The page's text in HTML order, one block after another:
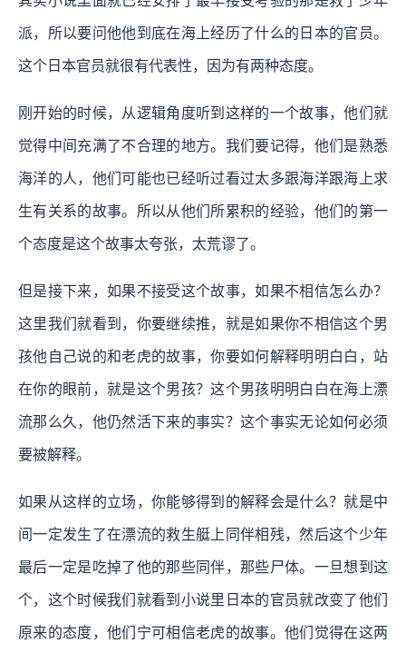
派，所以要问他他到底在海上经历了什么的日本的官员。
这个日本官员就很有代表性，因为有两种态度。
刚开始的时候，从逻辑角度听到这样的一个故事，他们就
觉得中间充满了不合理的地方。我们要记得，他们是熟悉
海洋的人，他们可能也已经听过看过太多跟海洋跟海上求
生有关系的故事。所以从他们所累积的经验，他们的第一
个态度是这个故事太夸张，太荒谬了。
但是接下来，如果不接受这个故事，如果不相信怎么办？
这里我们就看到，你要继续推，就是如果你不相信这个男
孩他自己说的和老虎的故事，你要如何解释明明白白，站
在你的眼前，就是这个男孩？这个男孩明明白白在海上漂
流那么久，他仍然活下来的事实？这个事实无论如何必须
要被解释。
如果从这样的立场，你能够得到的解释会是什么？就是中
间一定发生了在漂流的救生艇上同伴相残，然后这个少年
最后一定是吃掉了他的那些同伴，那些尸体。一旦想到这
个，这个时候我们就看到小说里日本的官员就改变了他们
原来的态度，他们宁可相信老虎的故事。他们觉得在这两